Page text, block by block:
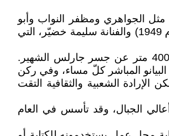
الجواهري ومظفر النواب وأبو
كاطع (شمران الياسري) وعبد الفتاح إبراهيم وعبد الغني الخليلي وداود سلمان يوسف (شقيق سكرتير الحزب الشيوعي "فهد"، الذي أُعدم في العام 1949) والفنانة سليمة خضيّر، التي
تأسس مقهى سلافيا في العام 1881، ويطلّ على نهر الفالتافا، ويقابله قلعة براغ من جهة، ومن الجهة الأخرى المسرح الوطني، وهو يبعد نحو 400 متر عن جسر جارلس الشهير.
المباشر كلّ مساء، وفي ركن
بالنظام الشيوعي في العام 1989، وأغلق لعدّة سنوات، ولكن الإرادة الشعبية والثقافية التقت
الجبال، وقد تأسس في العام